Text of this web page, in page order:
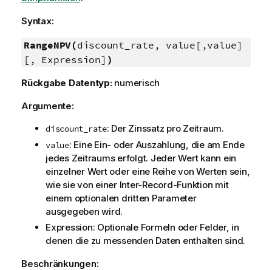
Syntax:
RangeNPV(discount_rate, value[,value]
[, Expression] )
Rückgabe Datentyp: numerisch
Argumente:
discount_rate: Der Zinssatz pro Zeitraum.
value: Eine Ein- oder Auszahlung, die am Ende
jedes Zeitraums erfolgt. Jeder Wert kann ein
einzelner Wert oder eine Reihe von Werten sein,
wie sie von einer Inter-Record-Funktion mit
einem optionalen dritten Parameter
ausgegeben wird.
Expression: Optionale Formeln oder Felder, in
denen die zu messenden Daten enthalten sind.
Beschränkungen: